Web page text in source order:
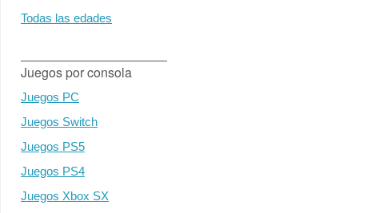
Todas las edades
Juegos por consola
Juegos PC
Juegos Switch
Juegos PS5
Juegos PS4
Juegos Xbox SX